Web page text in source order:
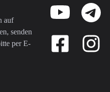
auf
senden
per E-